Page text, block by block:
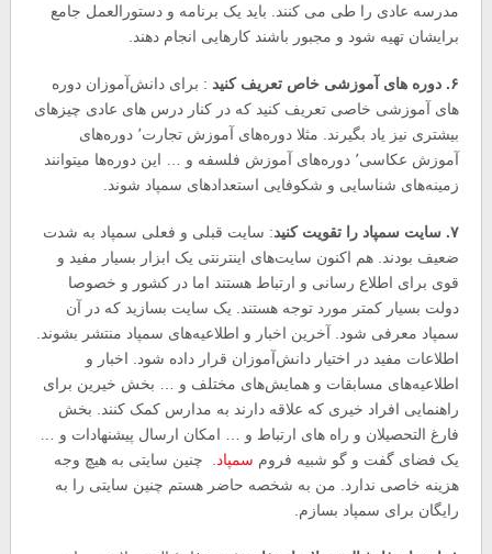
مدرسه عادی را طی می کنند. باید یک برنامه و دستورالعمل جامع
برایشان تهیه شود و مجبور باشند کارهایی انجام دهند.
۶. دوره های آموزشی خاص تعریف کنید
: برای دانش‌آموزان دوره
های آموزشی خاصی تعریف کنید که در کنار درس های عادی چیزهای
بیشتری نیز یاد بگیرند. مثلا دوره‌های آموزش تجارت٬ دوره‌های
آموزش عکاسی٬ دوره‌های آموزش فلسفه و … این دوره‌ها میتوانند
زمینه‌های شناسایی و شکوفایی استعدادهای سمپاد شوند.
۷. سایت سمپاد را تقویت کنید
: سایت قبلی و فعلی سمپاد به شدت
ضعیف بودند. هم اکنون سایت‌های اینترنتی یک ابزار بسیار مفید و
قوی برای اطلاع رسانی و ارتباط هستند اما در کشور و خصوصا
دولت بسیار کمتر مورد توجه هستند. یک سایت بسازید که در آن
سمپاد معرفی شود. آخرین اخبار و اطلاعیه‌های سمپاد منتشر بشوند.
اطلاعات مفید در اختیار دانش‌آموزان قرار داده شود. اخبار و
اطلاعیه‌های مسابقات و همایش‌های مختلف و … بخش خیرین برای
راهنمایی افراد خیری که علاقه دارند به مدارس کمک کنند. بخش
فارغ التحصیلان و راه های ارتباط و … امکان ارسال پیشنهادات و …
یک فضای گفت و گو شبیه فروم سمپاد
. چنین سایتی به هیچ وجه
هزینه خاصی ندارد. من به شخصه حاضر هستم چنین سایتی را به
رایگان برای سمپاد بسازم.